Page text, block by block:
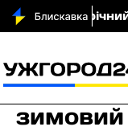
5-річний
зимовий